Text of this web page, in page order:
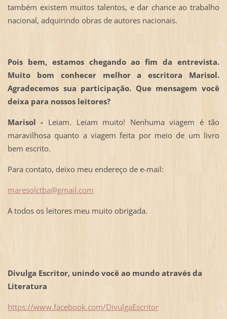
também existem muitos talentos, e dar chance ao trabalho
nacional, adquirindo obras de autores nacionais.
Pois bem, estamos chegando ao fim da entrevista.
Muito bom conhecer melhor a escritora Marisol.
Agradecemos sua participação. Que mensagem você
deixa para nossos leitores?
Marisol - Leiam. Leiam muito! Nenhuma viagem é tão
maravilhosa quanto a viagem feita por meio de um livro
bem escrito.
Para contato, deixo meu endereço de e-mail:
maresolctba@gmail.com
A todos os leitores meu muito obrigada.
Divulga Escritor, unindo você ao mundo através da
Literatura
https://www.facebook.com/DivulgaEscritor